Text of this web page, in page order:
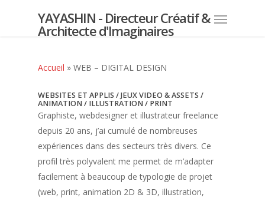
YAYASHIN - Directeur Créatif &
Architecte d'Imaginaires
Accueil » WEB – DIGITAL DESIGN
WEBSITES ET APPLIS / JEUX VIDEO & ASSETS /
ANIMATION / ILLUSTRATION / PRINT
Graphiste, webdesigner et illustrateur freelance
depuis 20 ans, j’ai cumulé de nombreuses
expériences dans des secteurs très divers. Ce
profil très polyvalent me permet de m’adapter
facilement à beaucoup de typologie de projet
(web, print, animation 2D & 3D, illustration,